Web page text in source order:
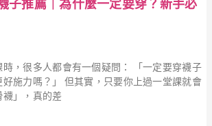
子推薦｜為什麼一定要穿？新手必
，很多人都會有一個疑問： 「一定要穿襪子
好施力嗎？」 但其實，只要你上過一堂課就會
襪」，真的差